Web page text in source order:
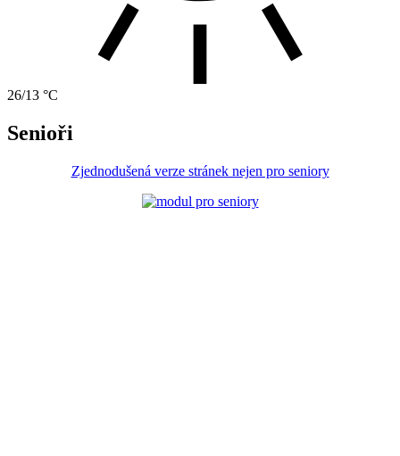
26/13 °C
Senioři
Zjednodušená verze stránek nejen pro seniory